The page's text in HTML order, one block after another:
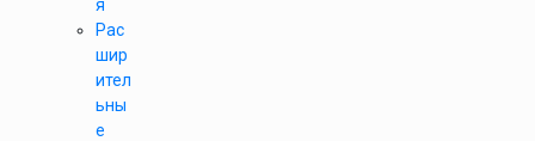
я
Рас
шир
ител
ьны
е